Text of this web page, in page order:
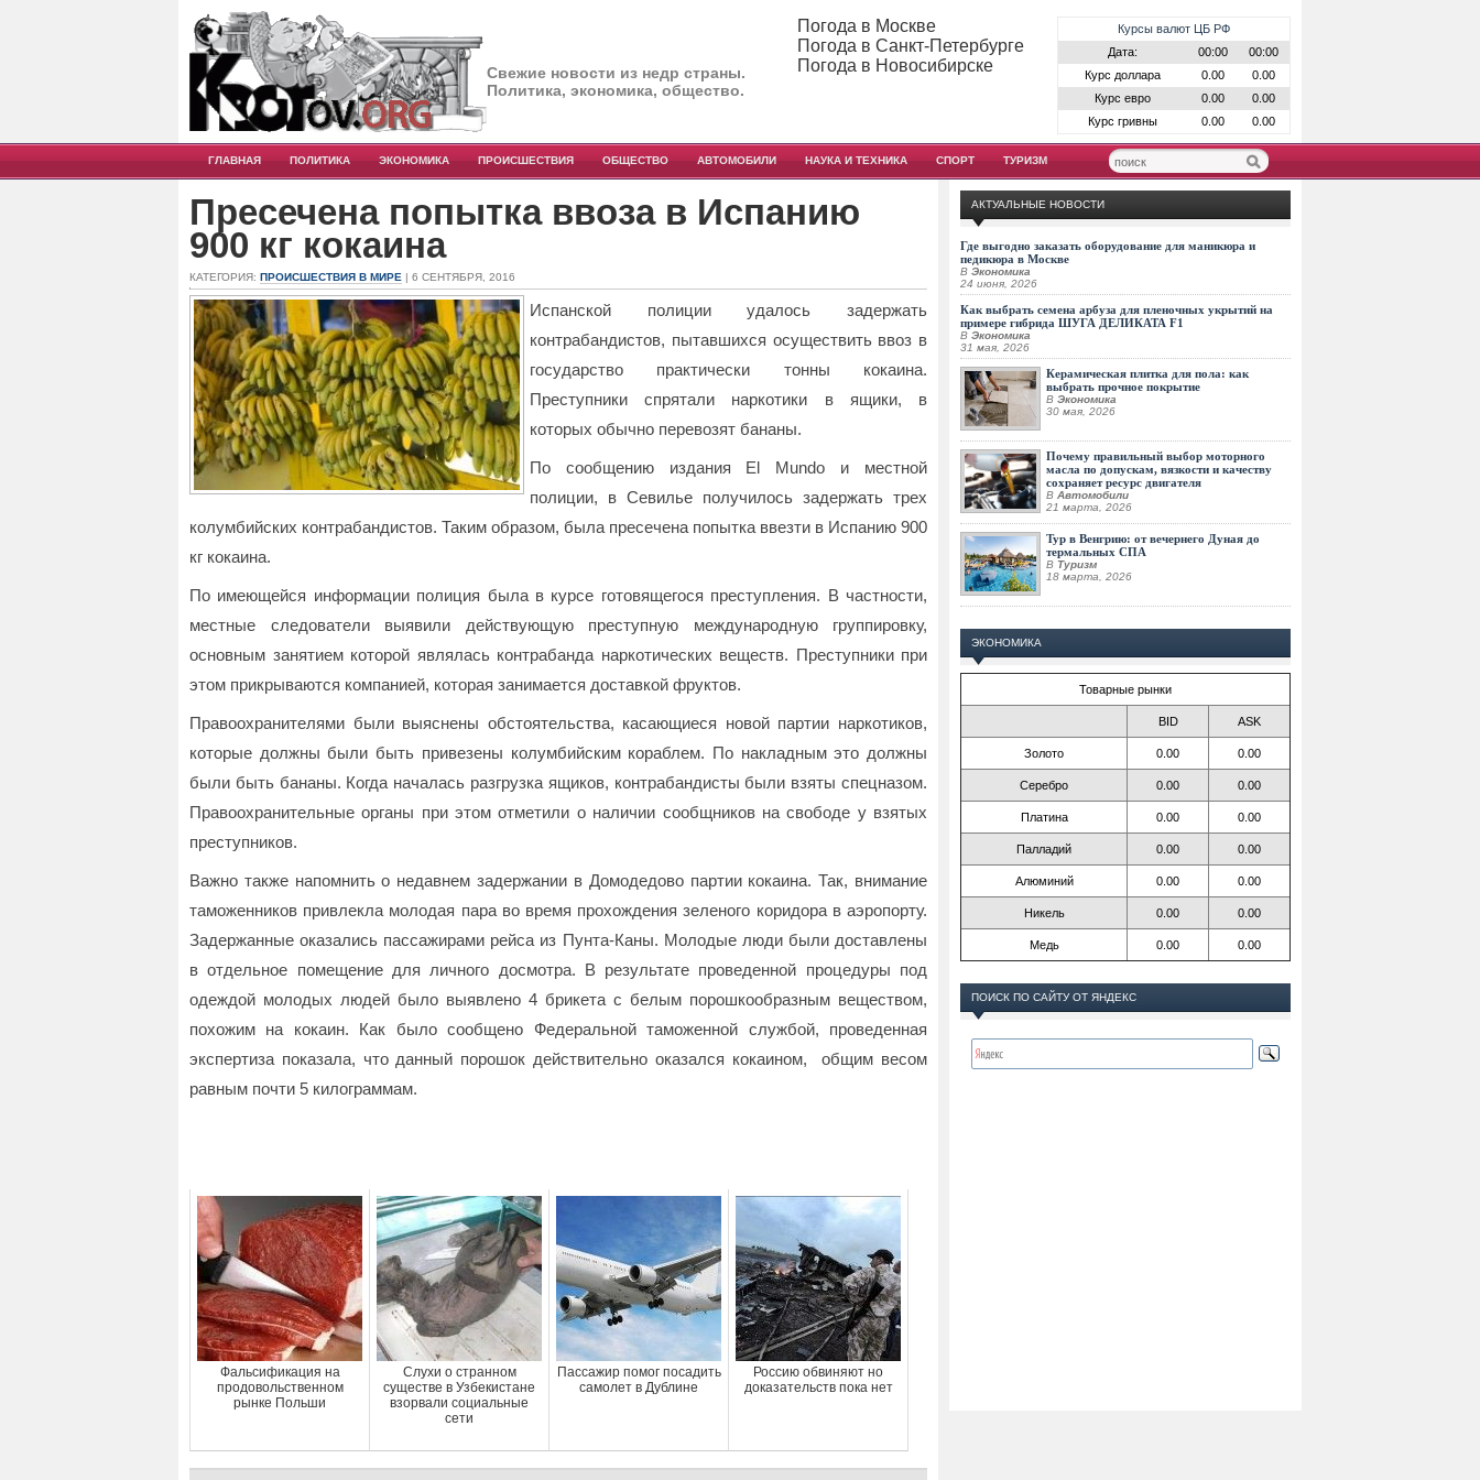
Свежие новости из недр страны.
Политика, экономика, общество.
Курсы валют ЦБ РФ
Дата:
00:00
00:00
Курс доллара
0.00
0.00
Курс евро
0.00
0.00
Курс гривны
0.00 0.00
Погода в Москве
Погода в Санкт-Петербурге
Погода в Новосибирске
ГЛАВНАЯ ПОЛИТИКА ЭКОНОМИКА ПРОИСШЕСТВИЯ ОБЩЕСТВО АВТОМОБИЛИ НАУКА И ТЕХНИКА СПОРТ ТУРИЗМ
Пресечена попытка ввоза в Испанию
900 кг кокаина
КАТЕГОРИЯ: ПРОИСШЕСТВИЯ В МИРЕ | 6 СЕНТЯБРЯ, 2016
Испанской полиции удалось задержать
контрабандистов, пытавшихся осуществить ввоз в
государство практически тонны кокаина.
Преступники спрятали наркотики в ящики, в
которых обычно перевозят бананы.
По сообщению издания El Mundo и местной
полиции, в Севилье получилось задержать трех
колумбийских контрабандистов. Таким образом, была пресечена попытка ввезти в Испанию 900
кг кокаина.
По имеющейся информации полиция была в курсе готовящегося преступления. В частности,
местные следователи выявили действующую преступную международную группировку,
основным занятием которой являлась контрабанда наркотических веществ. Преступники при
этом прикрываются компанией, которая занимается доставкой фруктов.
Правоохранителями были выяснены обстоятельства, касающиеся новой партии наркотиков,
которые должны были быть привезены колумбийским кораблем. По накладным это должны
были быть бананы. Когда началась разгрузка ящиков, контрабандисты были взяты спецназом.
Правоохранительные органы при этом отметили о наличии сообщников на свободе у взятых
преступников.
Важно также напомнить о недавнем задержании в Домодедово партии кокаина. Так, внимание
таможенников привлекла молодая пара во время прохождения зеленого коридора в аэропорту.
Задержанные оказались пассажирами рейса из Пунта-Каны. Молодые люди были доставлены
в отдельное помещение для личного досмотра. В результате проведенной процедуры под
одеждой молодых людей было выявлено 4 брикета с белым порошкообразным веществом,
похожим на кокаин. Как было сообщено Федеральной таможенной службой, проведенная
экспертиза показала, что данный порошок действительно оказался кокаином, общим весом
равным почти 5 килограммам.
Фальсификация на
продовольственном
рынке Польши
Слухи о странном
существе в Узбекистане
взорвали социальные
сети
Пассажир помог посадить
самолет в Дублине
Россию обвиняют но
доказательств пока нет
АКТУАЛЬНЫЕ НОВОСТИ
Где выгодно заказать оборудование для маникюра и
педикюра в Москве
В Экономика
24 июня, 2026
Как выбрать семена арбуза для пленочных укрытий на
примере гибрида ШУГА ДЕЛИКАТА F1
В Экономика
31 мая, 2026
Керамическая плитка для пола: как
выбрать прочное покрытие
В Экономика
30 мая, 2026
Почему правильный выбор моторного
масла по допускам, вязкости и качеству
сохраняет ресурс двигателя
В Автомобили
21 марта, 2026
Тур в Венгрию: от вечернего Дуная до
термальных СПА
В Туризм
18 марта, 2026
ЭКОНОМИКА
Товарные рынки
BID ASK
Золото 0.00 0.00
Серебро 0.00 0.00
Платина 0.00 0.00
Палладий 0.00 0.00
Алюминий 0.00 0.00
Никель 0.00 0.00
Медь 0.00 0.00
ПОИСК ПО САЙТУ ОТ ЯНДЕКС